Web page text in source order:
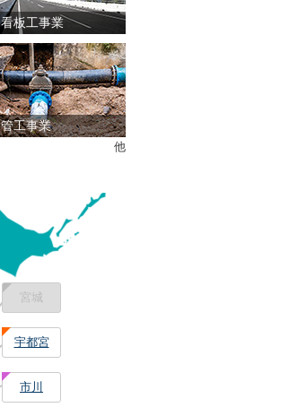
看板工事業
管工事業
他
宮城
宇都宮
市川